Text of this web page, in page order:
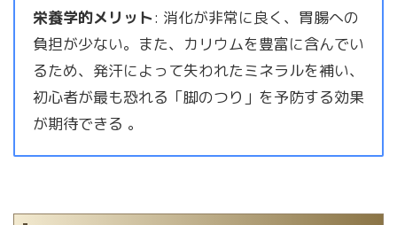
栄養学的メリット: 消化が非常に良く、胃腸への
負担が少ない。また、カリウムを豊富に含んでい
るため、発汗によって失われたミネラルを補い、
初心者が最も恐れる「脚のつり」を予防する効果
が期待できる 。